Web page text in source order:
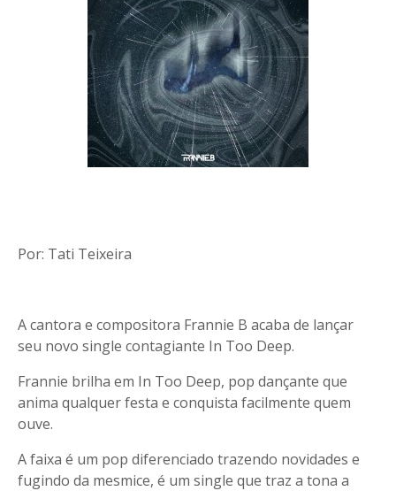
Por: Tati Teixeira
A cantora e compositora Frannie B acaba de lançar
seu novo single contagiante In Too Deep.
Frannie brilha em In Too Deep, pop dançante que
anima qualquer festa e conquista facilmente quem
ouve.
A faixa é um pop diferenciado trazendo novidades e
fugindo da mesmice, é um single que traz a tona a